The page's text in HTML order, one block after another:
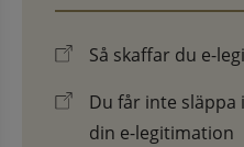
Så skaffar du e-
Du får inte släppa
din e-legitimation